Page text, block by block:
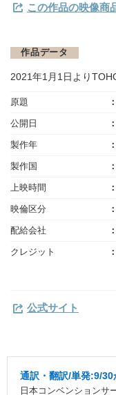
この作品の映像商
作品データ
2021年1月1日より
原題
公開日
製作年
製作国
上映時間
映倫区分
配給会社
クレジット
公式サイト
通訳・翻訳/単発:9/
日本コンベンションサ